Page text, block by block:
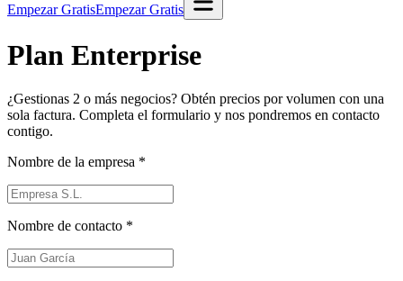
Empezar GratisEmpezar Gratis
Plan Enterprise
¿Gestionas 2 o más negocios? Obtén precios por volumen con una
sola factura. Completa el formulario y nos pondremos en contacto
contigo.
Nombre de la empresa *
Nombre de contacto *